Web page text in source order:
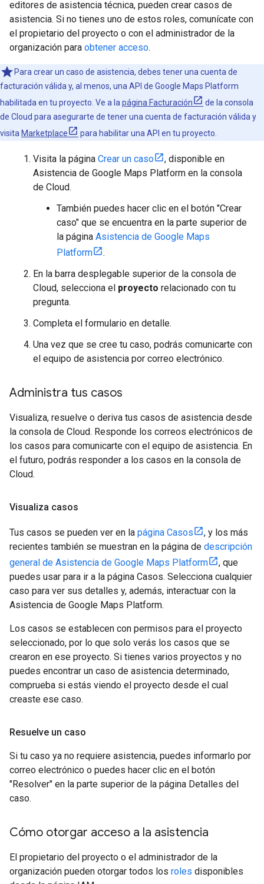
editores de asistencia técnica, pueden crear casos de
asistencia. Si no tienes uno de estos roles, comunícate con
el propietario del proyecto o con el administrador de la
organización para obtener acceso.
Para crear un caso de asistencia, debes tener una cuenta de
facturación válida y, al menos, una API de Google Maps Platform
habilitada en tu proyecto. Ve a la página Facturación
de la consola
de Cloud para asegurarte de tener una cuenta de facturación válida y
visita Marketplace para habilitar una API en tu proyecto.
Visita la página Crear un caso
, disponible en
Asistencia de Google Maps Platform en la consola
de Cloud.
También puedes hacer clic en el botón "Crear
caso" que se encuentra en la parte superior de
la página Asistencia de Google Maps
Platform
.
En la barra desplegable superior de la consola de
Cloud, selecciona el proyecto relacionado con tu
pregunta.
Completa el formulario en detalle.
Una vez que se cree tu caso, podrás comunicarte con
el equipo de asistencia por correo electrónico.
Administra tus casos
Visualiza, resuelve o deriva tus casos de asistencia desde
la consola de Cloud. Responde los correos electrónicos de
los casos para comunicarte con el equipo de asistencia. En
el futuro, podrás responder a los casos en la consola de
Cloud.
Visualiza casos
Tus casos se pueden ver en la página Casos
, y los más
recientes también se muestran en la página de descripción
general de Asistencia de Google Maps Platform
, que
puedes usar para ir a la página Casos. Selecciona cualquier
caso para ver sus detalles y, además, interactuar con la
Asistencia de Google Maps Platform.
Los casos se establecen con permisos para el proyecto
seleccionado, por lo que solo verás los casos que se
crearon en ese proyecto. Si tienes varios proyectos y no
puedes encontrar un caso de asistencia determinado,
comprueba si estás viendo el proyecto desde el cual
creaste ese caso.
Resuelve un caso
Si tu caso ya no requiere asistencia, puedes informarlo por
correo electrónico o puedes hacer clic en el botón
"Resolver" en la parte superior de la página Detalles del
caso.
Cómo otorgar acceso a la asistencia
El propietario del proyecto o el administrador de la
organización pueden otorgar todos los roles disponibles